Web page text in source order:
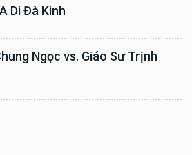
Di Đà Kinh
Ngọc vs. Giáo Sư Trịnh